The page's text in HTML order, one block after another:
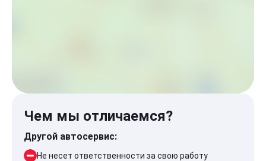
Чем мы отличаемся?
Другой автосервис:
Не несет ответственности за свою работу